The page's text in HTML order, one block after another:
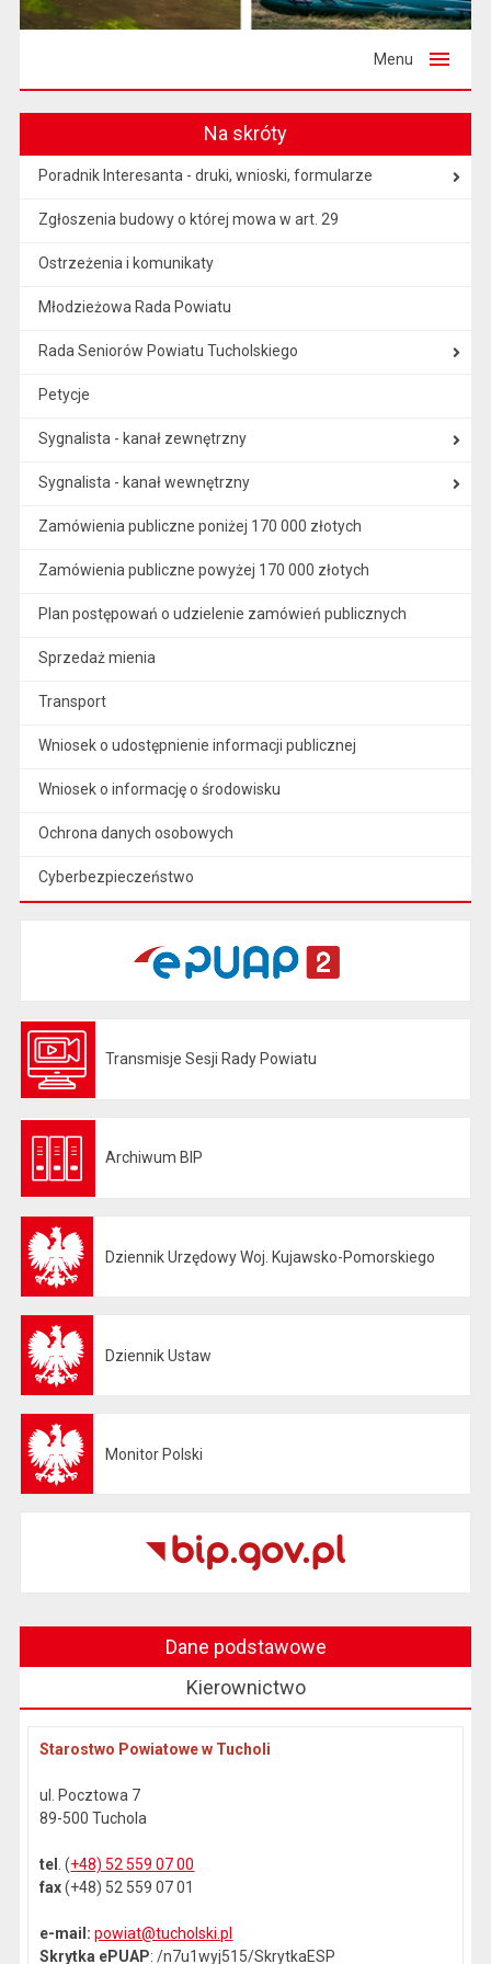
Menu
Na skróty
Poradnik Interesanta - druki, wnioski, formularze
Zgłoszenia budowy o której mowa w art. 29
Ostrzeżenia i komunikaty
Młodzieżowa Rada Powiatu
Rada Seniorów Powiatu Tucholskiego
Petycje
Sygnalista - kanał zewnętrzny
Sygnalista - kanał wewnętrzny
Zamówienia publiczne poniżej 170 000 złotych
Zamówienia publiczne powyżej 170 000 złotych
Plan postępowań o udzielenie zamówień publicznych
Sprzedaż mienia
Transport
Wniosek o udostępnienie informacji publicznej
Wniosek o informację o środowisku
Ochrona danych osobowych
Cyberbezpieczeństwo
Transmisje Sesji Rady Powiatu
Archiwum BIP
Dziennik Urzędowy Woj. Kujawsko-Pomorskiego
Dziennik Ustaw
Monitor Polski
Dane podstawowe
Kierownictwo
Starostwo Powiatowe w Tucholi
ul. Pocztowa 7
89-500 Tuchola
tel . (+48) 52 559 07 00
fax(+48) 52 559 07 01
e-mail:powiat@tucholski.pl
Skrytka ePUAP: /n7u1wyj515/SkrytkaESP